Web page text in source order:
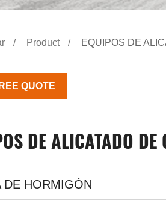
Product EQUIPOS DE
QUOTE
DE ALICATADO DE
DE HORMIGÓN